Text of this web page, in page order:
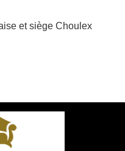
et siège Choulex